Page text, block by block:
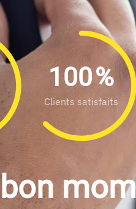
100%
Clients satisfaits